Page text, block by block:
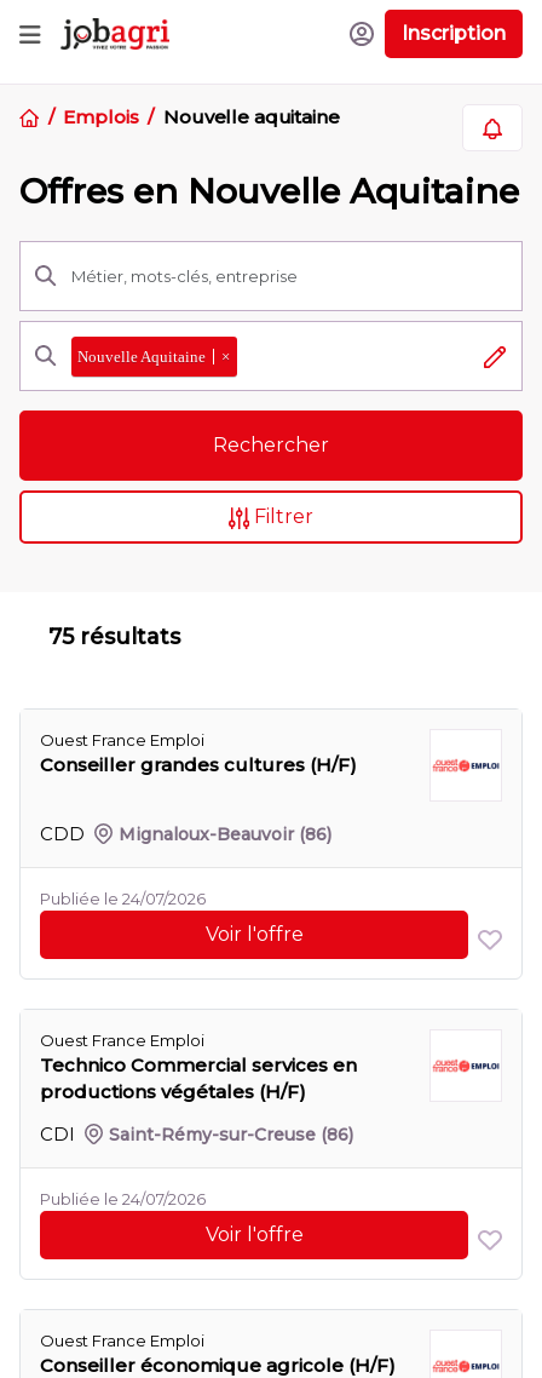
Inscription
Emplois Nouvelle aquitaine
Offres en Nouvelle Aquitaine
Nouvelle Aquitaine ×
Rechercher
Filtrer
75 résultats
Ouest France Emploi
Conseiller grandes cultures (H/F)
CDD Mignaloux-Beauvoir (86)
Publiée le 24/07/2026
Voir l'offre
Ouest France Emploi
Technico Commercial services en
productions végétales (H/F)
CDI
Saint-Rémy-sur-Creuse (86)
Publiée le 24/07/2026
Voir l'offre
Ouest France Emploi
Conseiller économique agricole (H/F)